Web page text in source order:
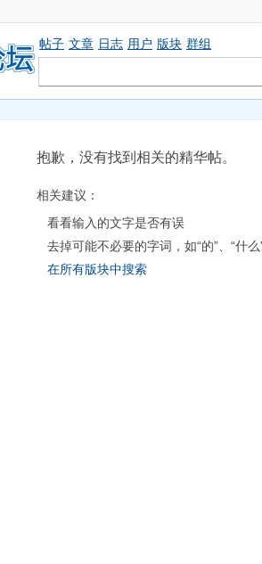
帖子 文章 日志 用户 版块 群组
抱歉，没有找到相关的精华帖。
相关建议：
看看输入的文字是否有误
去掉可能不必要的字词，如“的”、“什么
在所有版块中搜索